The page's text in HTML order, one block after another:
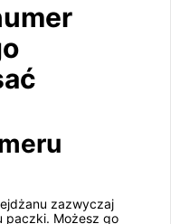
zazwyczaj
paczki. Możesz go